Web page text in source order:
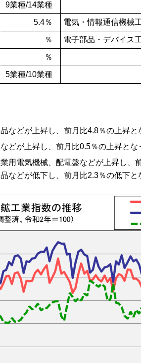
9業種/14業種
5.4％ 電気・情報通信機械
％ 電子部品・デバイス
％
5業種/10業種
などが上昇し、前月比4.8％の上昇と
どが上昇し、前月比0.5％の上昇とな
用電気機械、配電盤などが上昇し、
などが低下し、前月比2.3％の低下と